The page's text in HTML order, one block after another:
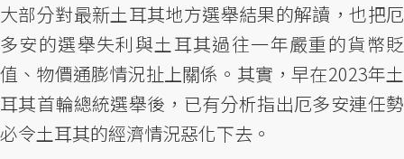
大部分對最新土耳其地方選舉結果的解讀，也把厄
多安的選舉失利與土耳其過往一年嚴重的貨幣貶
值、物價通膨情況扯上關係。其實，早在2023年土
耳其首輪總統選舉後，已有分析指出厄多安連任勢
必令土耳其的經濟情況惡化下去。